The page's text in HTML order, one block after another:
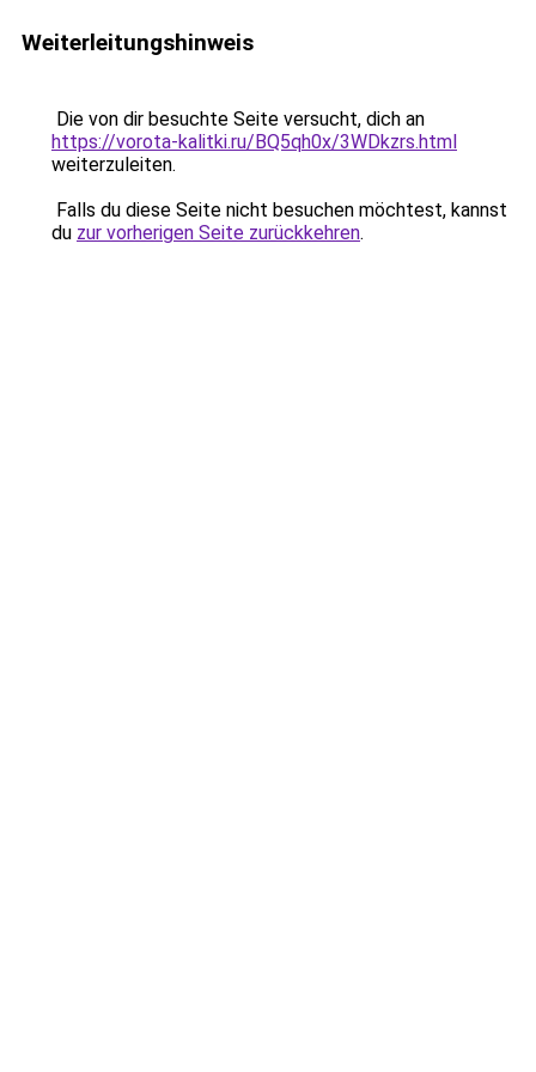
Weiterleitungshinweis
Die von dir besuchte Seite versucht, dich an
https://vorota-kalitki.ru/BQ5qh0x/3WDkzrs.html
weiterzuleiten.
Falls du diese Seite nicht besuchen möchtest, kannst
du zur vorherigen Seite zurückkehren.